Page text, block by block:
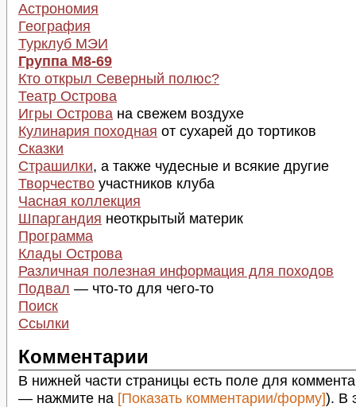
Астрономия
География
Турклуб МЭИ
Группа М8-69
Кто открыл Северный полюс?
Театр Острова
Игры Острова на свежем воздухе
Кулинария походная от сухарей до тортиков
Сказки
Страшилки, а также чудесные и всякие другие
Творчество участников клуба
Часная коллекция
Шпаргандия неоткрытый материк
Программа
Клады Острова
Различная полезная информация для походов
Подвал — что-то для чего-то
Поиск
Ссылки
Комментарии
В нижней части страницы есть поле для
— нажмите на [Показать комментарии/форму]). В